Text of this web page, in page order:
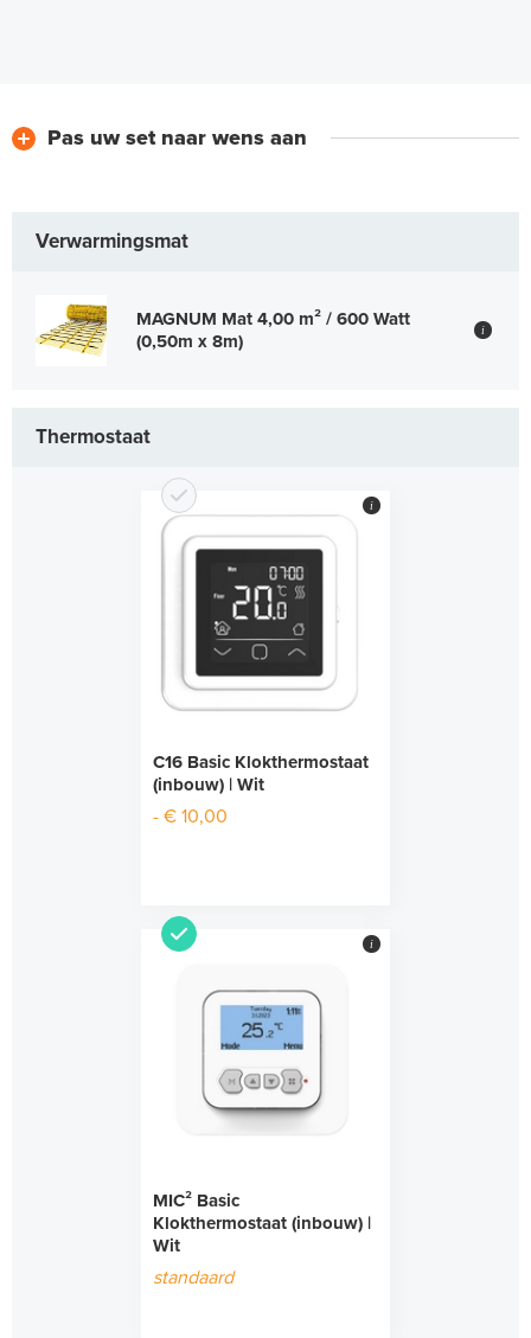
Pas uw set naar wens aan
Verwarmingsmat
MAGNUM Mat 4,00 m² / 600 Watt
(0,50m x 8m)
i
Thermostaat
C16 Basic Klokthermostaat
(inbouw) | Wit
- € 10,00
i
MIC² Basic
Klokthermostaat (inbouw) |
Wit
standaard
i